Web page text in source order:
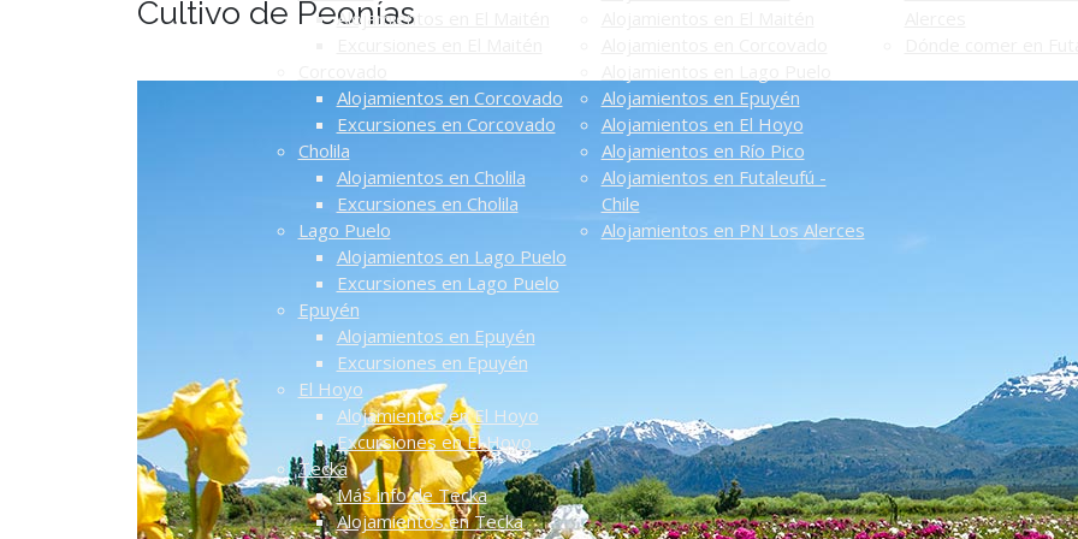
Alojamientos en El Maitén
Alojamientos en Corcovado
Excursiones en Corcovado
Cholila
Alojamientos en Cholila
Excursiones en Cholila
Lago Puelo
Alojamientos en Lago Puelo
Excursiones en Lago Puelo
Epuyén
Alojamientos en Epuyén
Excursiones en Epuyén
El Hoyo
Alojamientos en El Hoyo
Excursiones en El Hoyo
Tecka
Más info de Tecka
Alojamientos en Tecka
Alojamientos en Epuyén
Alojamientos en El Hoyo
Alojamientos en Río Pico
Alojamientos en Futaleufú -
Chile
Alojamientos en PN Los Alerces
Dónde comer en
Cultivo de Peonías